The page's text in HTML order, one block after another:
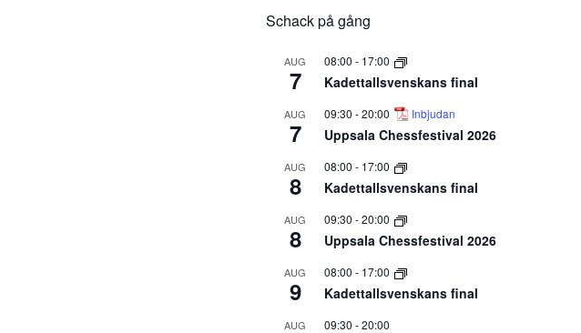
Schack på gång
AUG
7
08:00 - 17:00
Kadettallsvenskans final
AUG
7
09:30 -20:00 Inbjudan
Uppsala Chessfestival 2026
AUG
8
08:00 - 17:00
Kadettallsvenskans final
AUG
8
09:30 -20:00
Uppsala Chessfestival 2026
AUG
9
08:00 - 17:00
Kadettallsvenskans final
AUG 09:30 -20:00